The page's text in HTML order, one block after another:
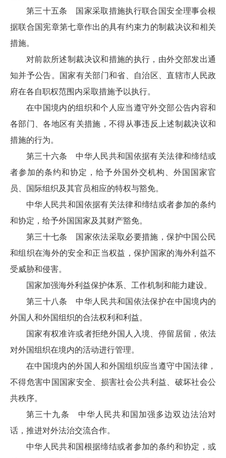
第三十五条 国家采取措施执行联合国安全理事会根
据联合国宪章第七章作出的具有约束力的制裁决议和相关
措施。
对前款所述制裁决议和措施的执行，由外交部发出通
知并予公告。国家有关部门和省、自治区、直辖市人民政
府在各自职权范围内采取措施予以执行。
在中国境内的组织和个人应当遵守外交部公告内容和
各部门、各地区有关措施，不得从事违反上述制裁决议和
措施的行为。
第三十六条 中华人民共和国依据有关法律和缔结或
者参加的条约和协定，给予外国外交机构、外国国家官
员、国际组织及其官员相应的特权与豁免。
中华人民共和国依据有关法律和缔结或者参加的条约
和协定，给予外国国家及其财产豁免。
第三十七条 国家依法采取必要措施，保护中国公民
和组织在海外的安全和正当权益，保护国家的海外利益不
受威胁和侵害。
国家加强海外利益保护体系、工作机制和能力建设。
第三十八条 中华人民共和国依法保护在中国境内的
外国人和外国组织的合法权利和利益。
国家有权准许或者拒绝外国人入境、停留居留，依法
对外国组织在境内的活动进行管理。
在中国境内的外国人和外国组织应当遵守中国法律，
不得危害中国国家安全、损害社会公共利益、破坏社会公
共秩序。
第三十九条 中华人民共和国加强多边双边法治对
话，推进对外法治交流合作。
中华人民共和国根据缔结或者参加的条约和协定，或